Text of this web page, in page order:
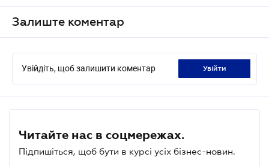
Залиште коментар
Увійдіть, щоб залишити коментар увійти
Читайте нас в соцмережах.
Підпишіться, щоб бути в курсі усіх бізнес-новин.